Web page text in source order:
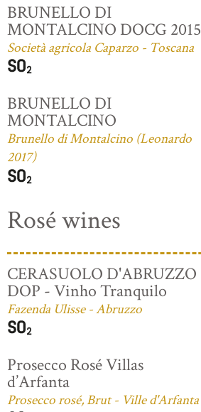
BRUNELLO DI
MONTALCINO DOCG 2015
Società agricola Caparzo - Toscana
BRUNELLO DI
MONTALCINO
Brunello di Montalcino (Leonardo
2017)
Rosé wines
CERASUOLO D'ABRUZZO
DOP - Vinho Tranquilo
Fazenda Ulisse - Abruzzo
Prosecco Rosé Villas
d’Arfanta
Prosecco rosé, Brut - Ville d'Arfanta